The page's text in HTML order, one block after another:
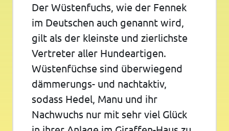
Der Wüstenfuchs, wie der Fennek
im Deutschen auch genannt wird,
gilt als der kleinste und zierlichste
Vertreter aller Hundeartigen.
Wüstenfüchse sind überwiegend
dämmerungs- und nachtaktiv,
sodass Hedel, Manu und ihr
Nachwuchs nur mit sehr viel Glück